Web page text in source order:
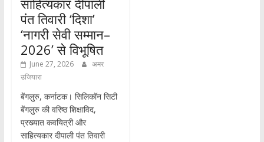
साहित्यकार दीपाली
पंत तिवारी ‘दिशा’
‘नागरी सेवी सम्मान–
2026’ से विभूषित
June 27, 2026
अमर
उजियारा
बेंगलुरु, कर्नाटक। सिलिकॉन सिटी
बेंगलुरु की वरिष्ठ शिक्षाविद,
प्रख्यात कवयित्री और
साहित्यकार दीपाली पंत तिवारी